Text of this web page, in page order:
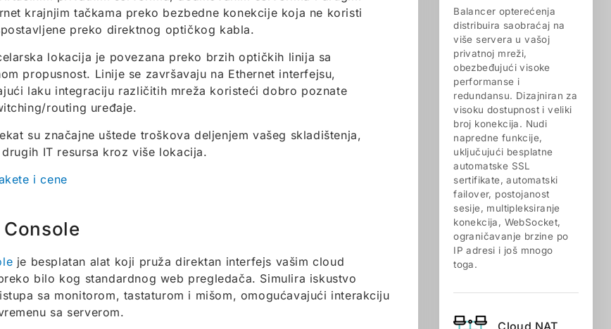
krajnjim tačkama preko bezbedne konekcije koja ne koristi
preko direktnog optičkog kabla.
lokacija je povezana preko brzih optičkih linija sa
propusnost. Linije se završavaju na Ethernet interfejsu,
laku integraciju različitih mreža koristeći dobro poznate
routing uređaje.
su značajne uštede troškova deljenjem vašeg skladištenja,
IT resursa kroz više lokacija.
i cene
Console
je besplatan alat koji pruža direktan interfejs vašim cloud
bilo kog standardnog web pregledača. Simulira iskustvo
sa monitorom, tastaturom i mišom, omogućavajući interakciju
sa serverom.
Balancer opterećenja
distribuira saobraćaj na
više servera u vašoj
privatnoj mreži,
obezbeđujući visoke
performanse i
redundansu. Dizajniran za
visoku dostupnost i veliki
broj konekcija. Nudi
napredne funkcije,
uključujući besplatne
automatske SSL
sertifikate, automatski
failover, postojanost
sesije, multipleksiranje
konekcija, WebSocket,
ograničavanje brzine po
IP adresi i još mnogo
toga.
Cloud NAT